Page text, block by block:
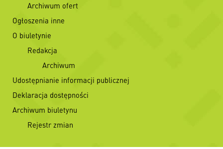
Archiwum ofert
Ogłoszenia inne
O biuletynie
Redakcja
Archiwum
Udostępnianie informacji publicznej
Deklaracja dostępności
Archiwum biuletynu
Rejestr zmian